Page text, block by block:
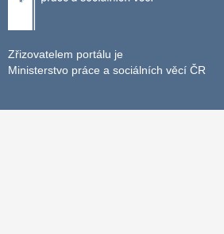
Zřizovatelem portálu je
Ministerstvo práce a sociálních věcí ČR